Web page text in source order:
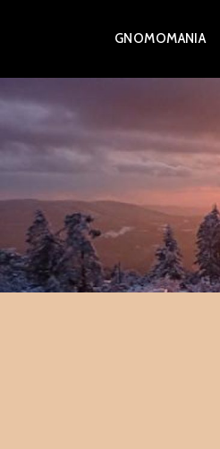
content
GNOMOMANIA